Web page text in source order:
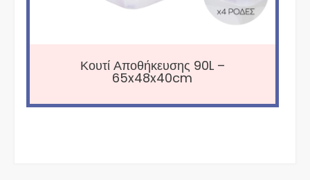
Κουτί Αποθήκευσης 90L –
65x48x40cm